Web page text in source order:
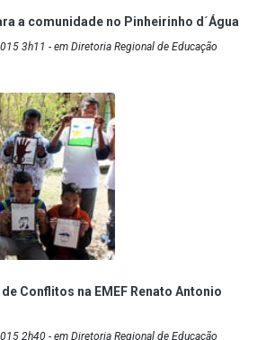
a comunidade no Pinheirinho d´Água
3h11 - em Diretoria Regional de Educação
Conflitos na EMEF Renato Antonio
2h40 - em Diretoria Regional de Educação